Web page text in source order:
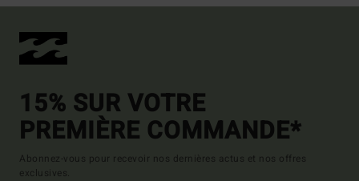
15% SUR VOTRE
PREMIÈRE COMMANDE*
Abonnez-vous pour recevoir nos dernières actus et nos offres
exclusives.